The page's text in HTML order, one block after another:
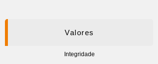
Valores
Integridade